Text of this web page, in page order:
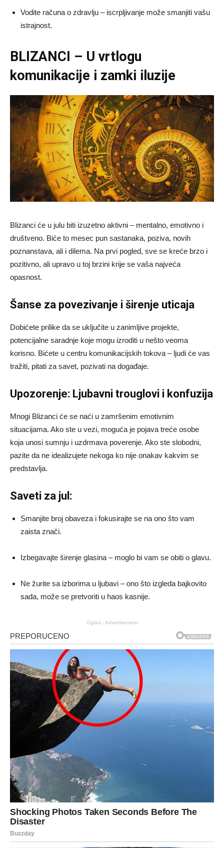
Vodite računa o zdravlju – iscrpljivanje može smanjiti vašu
istrajnost.
BLIZANCI – U vrtlogu
komunikacije i zamki iluzije
Blizanci će u julu biti izuzetno aktivni – mentalno, emotivno i
društveno. Biće to mesec pun sastanaka, poziva, novih
poznanstava, ali i dilema. Na prvi pogled, sve se kreće brzo i
pozitivno, ali upravo u toj brzini krije se vaša najveća
opasnost.
Šanse za povezivanje i širenje uticaja
Dobićete prilike da se uključite u zanimljive projekte,
potencijalne saradnje koje mogu izroditi u nešto veoma
korisno. Bićete u centru komunikacijskih tokova – ljudi će vas
tražiti, pitati za savet, pozivati na događaje.
Upozorenje: Ljubavni trouglovi i konfuzija
Mnogi Blizanci će se naći u zamršenim emotivnim
situacijama. Ako ste u vezi, moguća je pojava treće osobe
koja unosi sumnju i uzdrmava poverenje. Ako ste slobodni,
pazite da ne idealizujete nekoga ko nije onakav kakvim se
predstavlja.
Saveti za jul:
Smanjite broj obaveza i fokusirajte se na ono što vam
zaista znači.
Izbegavajte širenje glasina – moglo bi vam se obiti o glavu.
Ne žurite sa izborima u ljubavi – ono što izgleda bajkovito
sada, može se pretvoriti u haos kasnije.
Oglasi - Advertisement